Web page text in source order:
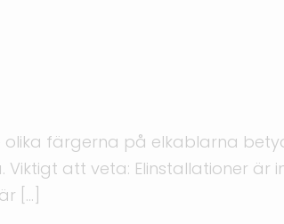
färgerna på elkablarna
att veta: Elinstallationer är
[…]